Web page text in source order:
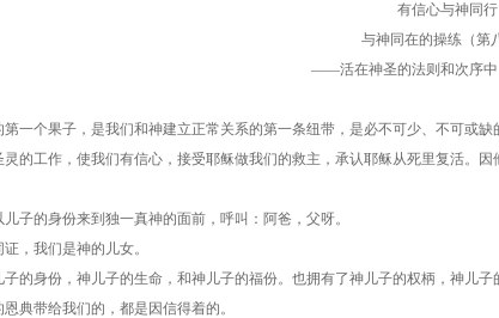
有信心与神同行
与神同在的操练（第
——活在神圣的法则和次序中
一个果子，是我们和神建立正常关系的第一条纽带，是必不可少、不可或
的工作，使我们有信心，接受耶稣做我们的救主，承认耶稣从死里复活。
子的身份来到独一真神的面前，呼叫：阿爸，父呀。
，我们是神的儿女。
的身份，神儿子的生命，和神儿子的福份。也拥有了神儿子的权柄，神儿子
典带给我们的，都是因信得着的。